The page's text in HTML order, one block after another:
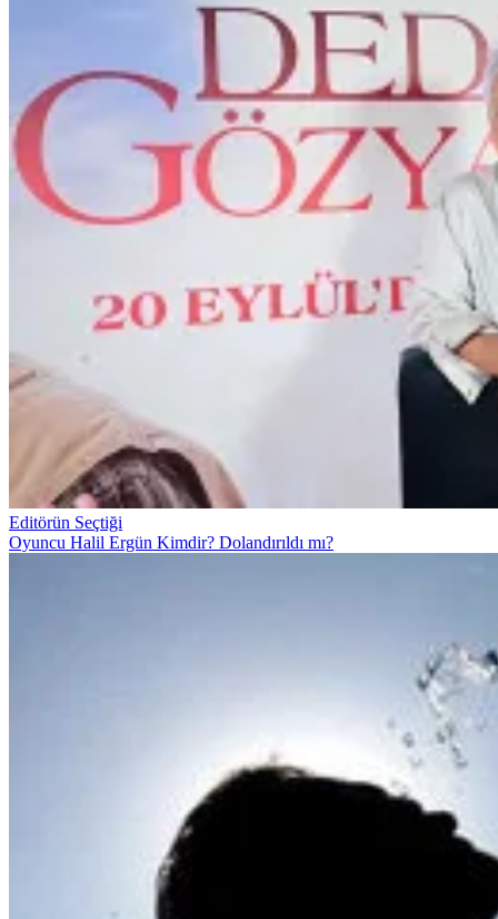
Editörün Seçtiği
Oyuncu Halil Ergün Kimdir? Dolandırıldı mı?